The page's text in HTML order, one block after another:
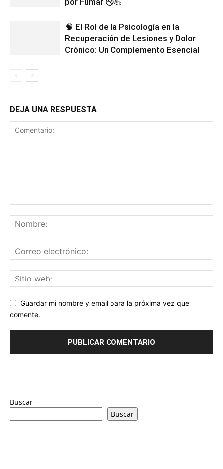
🧠 El Rol de la Psicología en la
Recuperación de Lesiones y Dolor
Crónico: Un Complemento Esencial
DEJA UNA RESPUESTA
Guardar mi nombre y email para la próxima vez que
comente.
Buscar
Buscar